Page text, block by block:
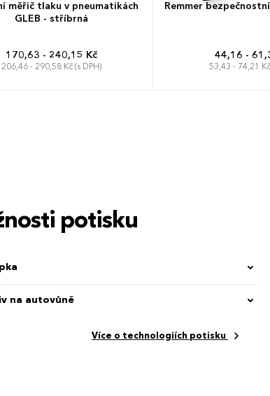
měřič tlaku v pneumatikách
GLEB - stříbrná
170,63 - 240,15 Kč
206,46 - 290,58 Kč (s DPH)
Remmer
44,16 -
53,43 - 74,21 Kč
potisku
na autovůně
Více o technologiích potisku